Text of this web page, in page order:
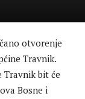
otvorenje
Travnik.
bit će
Bosne i